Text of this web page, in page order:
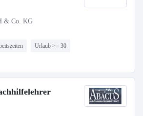
& Co. KG
Urlaub >= 30